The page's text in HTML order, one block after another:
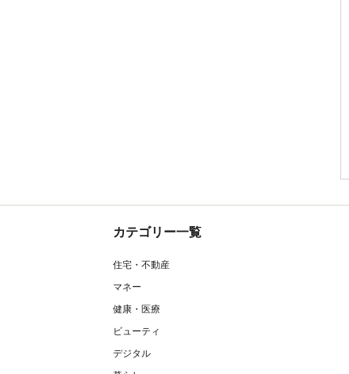
カテゴリー一覧
住宅・不動産
マネー
健康・医療
ビューティ
デジタル